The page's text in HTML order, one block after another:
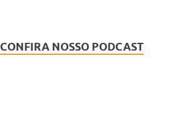
CONFIRA NOSSO PODCAST